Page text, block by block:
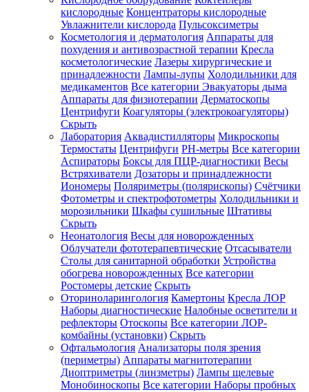
Зарегистрироваться
Зачем
регистрироваться?
Все
покупки
одном
месте
Личный
менеджер
Отслеживание
статуса
заказа
кислородные Концентраторы кислородные
Увлажнители кислорода Пульсоксиметры
Косметология и дерматология Аппараты для
похудения и антивозрастной терапии Кресла
косметологические Лазеры хирургические и
принадлежности Лампы-лупы Холодильники для
медикаментов Все категории Эвакуаторы дыма
Аппараты для физиотерапии Дерматоскопы
Центрифуги Коагуляторы (электрокоагуляторы)
Скрыть
Лаборатория Аквадистилляторы Микроскопы
Термостаты Центрифуги PH-метры Все категории
Аспираторы Боксы для ПЦР-диагностики Весы
Встряхиватели Дозаторы и принадлежности
Иономеры Поляриметры (полярископы) Счётчики
Фотометры и спектрофотометры Холодильники и
морозильники Шкафы сушильные Штативы
Скрыть
Неонатология Весы для новорожденных
Облучатели фототерапевтические Отсасыватели
Столы для санитарной обработки Устройства
обогрева новорожденных Все категории
Ростомеры детские Скрыть
Оториноларингология Камертоны Кресла ЛОР
Наборы диагностические Налобные осветители и
рефлекторы Отоскопы Все категории ЛОР-
комбайны (установки) Скрыть
Офтальмология Анализаторы поля зрения
(периметры) Аппараты магнитотерапии
Диоптриметры (линзметры) Лампы щелевые
Монобиноскопы Все категории Наборы пробных